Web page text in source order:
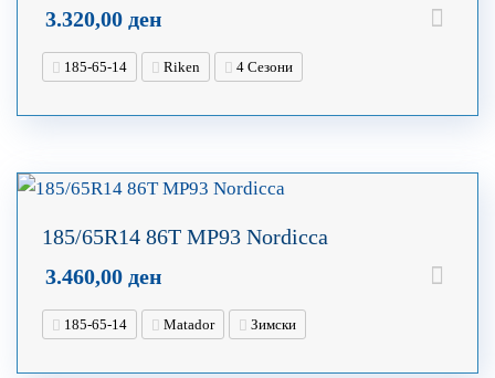
3.320,00 ден
185-65-14 Riken 4 Сезони
185/65R14 86T MP93 Nordicca
3.460,00 ден
185-65-14 Matador Зимски